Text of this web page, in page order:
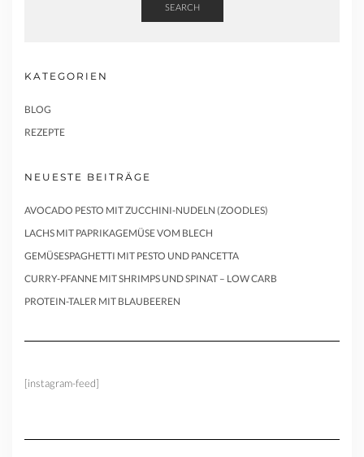
SEARCH
KATEGORIEN
BLOG
REZEPTE
NEUESTE BEITRÄGE
AVOCADO PESTO MIT ZUCCHINI-NUDELN (ZOODLES)
LACHS MIT PAPRIKAGEMÜSE VOM BLECH
GEMÜSESPAGHETTI MIT PESTO UND PANCETTA
CURRY-PFANNE MIT SHRIMPS UND SPINAT – LOW CARB
PROTEIN-TALER MIT BLAUBEEREN
[instagram-feed]